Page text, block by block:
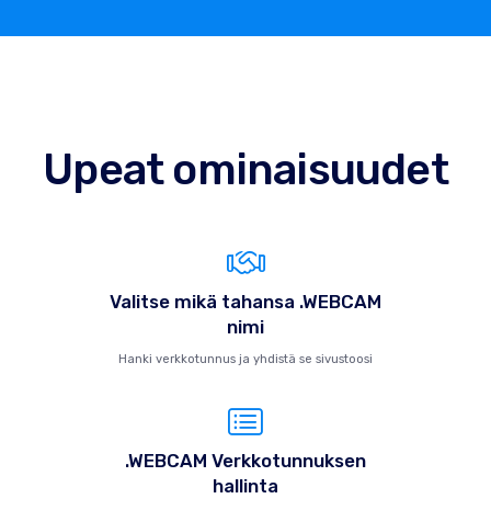
Upeat ominaisuudet
Valitse mikä tahansa .WEBCAM
nimi
Hanki verkkotunnus ja yhdistä se sivustoosi
.WEBCAM Verkkotunnuksen
hallinta